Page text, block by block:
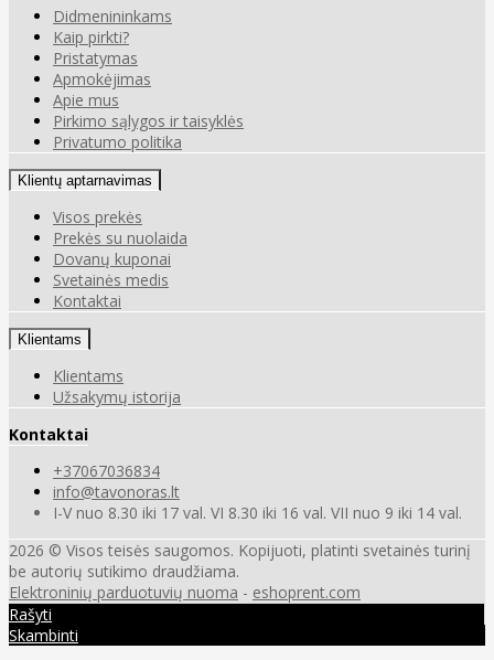
Didmenininkams
Kaip pirkti?
Pristatymas
Apmokėjimas
Apie mus
Pirkimo sąlygos ir taisyklės
Privatumo politika
Klientų aptarnavimas
Visos prekės
Prekės su nuolaida
Dovanų kuponai
Svetainės medis
Kontaktai
Klientams
Klientams
Užsakymų istorija
Kontaktai
+37067036834
info@tavonoras.lt
I-V nuo 8.30 iki 17 val. VI 8.30 iki 16 val. VII nuo 9 iki 14 val.
2026 © Visos teisės saugomos. Kopijuoti, platinti svetainės turinį
be autorių sutikimo draudžiama.
Elektroninių parduotuvių nuoma - eshoprent.com
Rašyti
Skambinti